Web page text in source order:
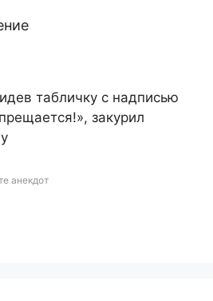
табличку с надписью
закурил
анекдот